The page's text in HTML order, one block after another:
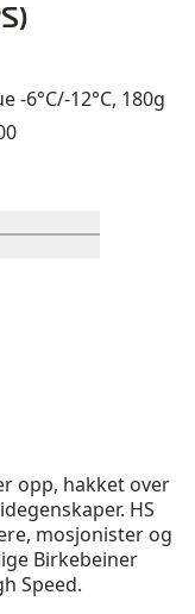
-6°C/-12°C, 180g
opp, hakket over
HS
mosjonister og
Birkebeiner
Speed.